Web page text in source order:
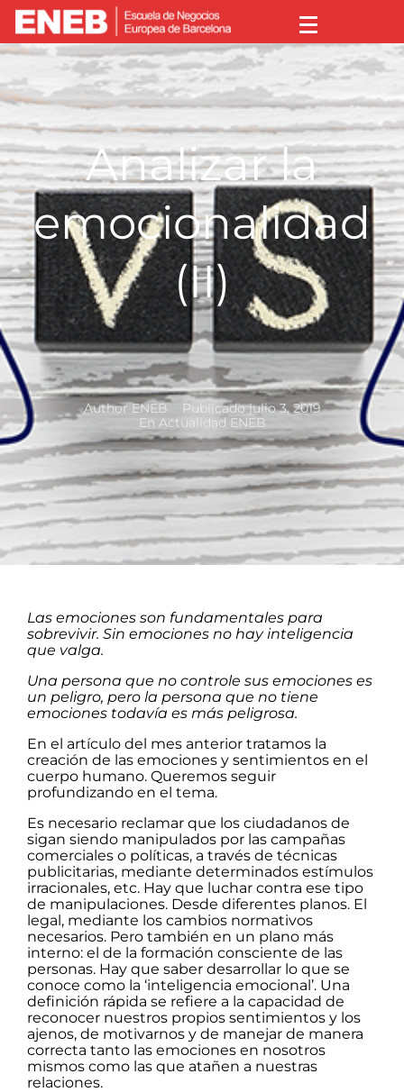
Analizar la
emocionalidad
(II)
AuthorENEB Publicadojulio 3, 2019
En Actualidad ENEB
Las emociones son fundamentales para
sobrevivir. Sin emociones no hay inteligencia
que valga.
Una persona que no controle sus emociones es
un peligro, pero la persona que no tiene
emociones todavía es más peligrosa.
En el artículo del mes anterior tratamos la
creación de las emociones y sentimientos en el
cuerpo humano. Queremos seguir
profundizando en el tema.
Es necesario reclamar que los ciudadanos de
sigan siendo manipulados por las campañas
comerciales o políticas, a través de técnicas
publicitarias, mediante determinados estímulos
irracionales, etc. Hay que luchar contra ese tipo
de manipulaciones. Desde diferentes planos. El
legal, mediante los cambios normativos
necesarios. Pero también en un plano más
interno: el de la formación consciente de las
personas. Hay que saber desarrollar lo que se
conoce como la ‘inteligencia emocional’. Una
definición rápida se refiere a la capacidad de
reconocer nuestros propios sentimientos y los
ajenos, de motivarnos y de manejar de manera
correcta tanto las emociones en nosotros
mismos como las que atañen a nuestras
relaciones.